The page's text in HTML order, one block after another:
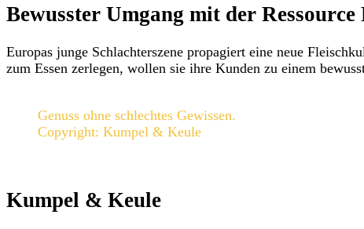
Bewusster Umgang mit der Ressource
Europas junge Schlachterszene propagiert eine neue
zum Essen zerlegen, wollen sie ihre Kunden zu einem
Genuss ohne schlechtes Gewissen.
Copyright: Kumpel & Keule
Kumpel & Keule